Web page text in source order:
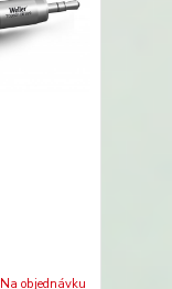
Na objednávku